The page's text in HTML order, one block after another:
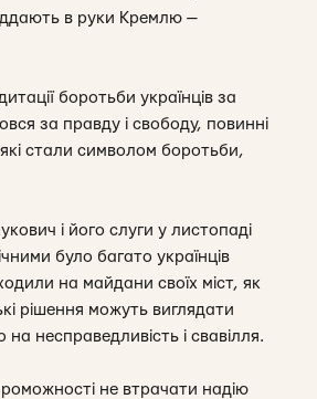
в руки Кремлю —
боротьби українців за
за правду і свободу, повинні
стали символом боротьби,
і його слуги у листопаді
було багато українців
на майдани своїх міст, як
рішення можуть виглядати
несправедливість і свавілля.
не втрачати надію